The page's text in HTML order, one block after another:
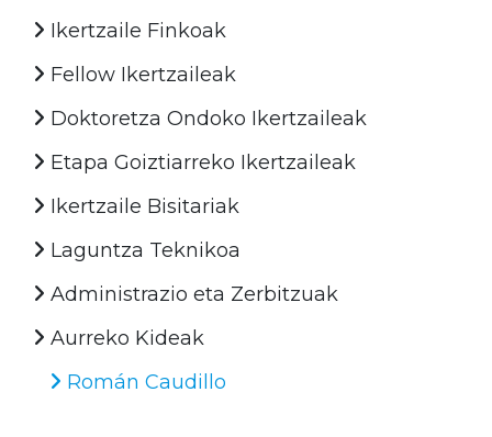
Ikertzaile Finkoak
Fellow Ikertzaileak
Doktoretza Ondoko Ikertzaileak
Etapa Goiztiarreko Ikertzaileak
Ikertzaile Bisitariak
Laguntza Teknikoa
Administrazio eta Zerbitzuak
Aurreko Kideak
Román Caudillo